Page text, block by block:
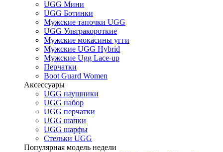
UGG Мини
UGG Ботинки
Мужские тапочки UGG
UGG Ультракороткие
Мужские мокасины угги
Мужские UGG Hybrid
Мужские Ugg Lace-up
Перчатки
Boot Guard Women
Аксессуары
UGG наушники
UGG набор
UGG перчатки
UGG шапки
UGG шарфы
Стельки UGG
Популярная модель недели